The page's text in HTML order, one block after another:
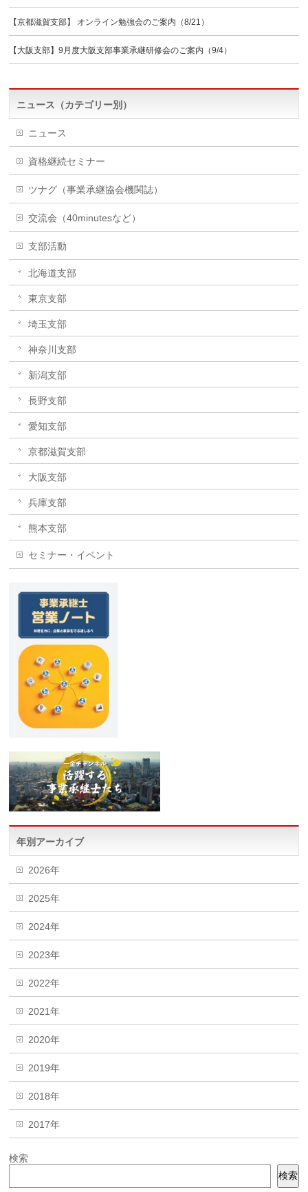
【京都滋賀支部】 オンライン勉強会のご案内（8/21）
【大阪支部】9月度大阪支部事業承継研修会のご案内（9/4）
ニュース（カテゴリー別）
ニュース
資格継続セミナー
ツナグ（事業承継協会機関誌）
交流会（40minutesなど）
支部活動
北海道支部
東京支部
埼玉支部
神奈川支部
新潟支部
長野支部
愛知支部
京都滋賀支部
大阪支部
兵庫支部
熊本支部
セミナー・イベント
年別アーカイブ
2026年
2025年
2024年
2023年
2022年
2021年
2020年
2019年
2018年
2017年
検索
検索